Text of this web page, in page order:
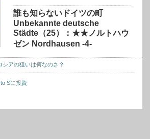
誰も知らないドイツの町
Unbekannte deutsche
Städte（25）：★★ノルトハウ
ゼン Nordhausen -4-
シアの狙いは何なのさ？
Sに投資